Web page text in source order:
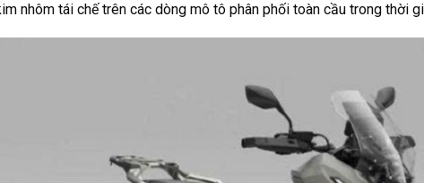
nhôm tái chế trên các dòng mô tô phân phối toàn cầu trong thời